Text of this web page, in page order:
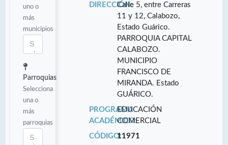
uno o
más
municipios
Parroquias
Selecciona
una o
más
parroquias
DIRECCIÓN:Calle 5, entre Carreras
11 y 12, Calabozo,
Estado Guárico.
PARROQUIA CAPITAL
CALABOZO.
MUNICIPIO
FRANCISCO DE
MIRANDA. Estado
GUÁRICO.
PROGRAMA
ACADÉMICO:
EDUCACIÓN
COMERCIAL
CÓDIGO:11971